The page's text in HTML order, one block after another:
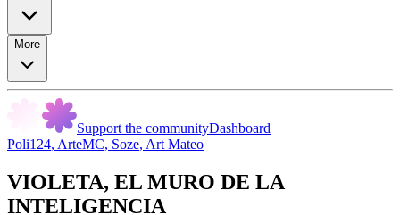
More
Support the communityDashboard
Poli124, ArteMC, Soze, Art Mateo
VIOLETA, EL MURO DE LA
INTELIGENCIA